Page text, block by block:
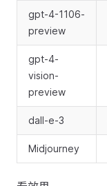
gpt-4-1106-
preview
gpt-4-
vision-
preview
dall-e-3
Midjourney